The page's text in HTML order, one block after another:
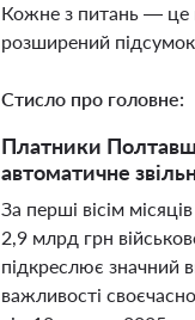
Кожне з питань — це
розширений
Стисло про головне:
Платники
автоматичне
За перші вісім
2,9 млрд грн
підкреслює значний
важливості